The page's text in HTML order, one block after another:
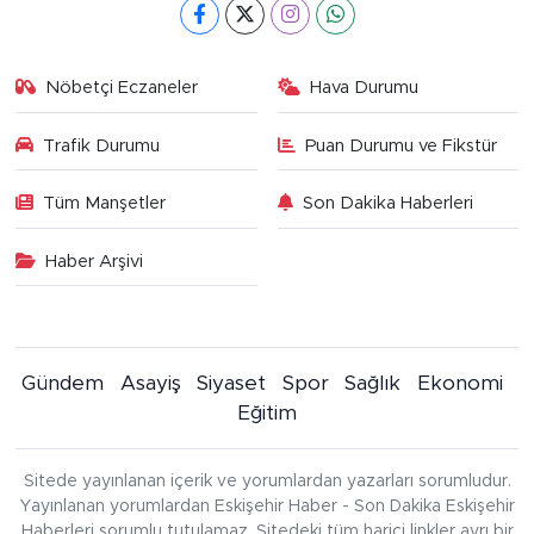
Nöbetçi Eczaneler Hava Durumu
Trafik Durumu Puan Durumu ve Fikstür
Tüm Manşetler Son Dakika Haberleri
Haber Arşivi
Gündem Asayiş Siyaset Spor Sağlık
Ekonomi
Eğitim
Sitede yayınlanan içerik ve yorumlardan yazarları sorumludur.
Yayınlanan yorumlardan Eskişehir Haber - Son Dakika Eskişehir